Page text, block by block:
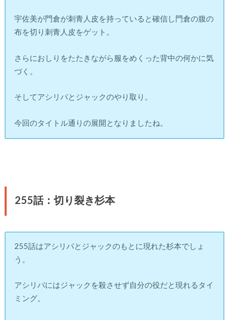
宇佐美が門倉が刺青人皮を持っていると確信し門倉の腹の
布を切り刺青人皮をゲット。
さらにおしりをたたきながら服をめくった背中の何かに気
づく。
そしてアシリパとジャックのやり取り。
今回のタイトル通りの展開となりましたね。
255話：切り裂き杉本
255話はアシリパとジャックのもとに現れた杉本でしょ
う。
アシリパにはジャックを殺させず自分の役だと現れるタイ
ミング。